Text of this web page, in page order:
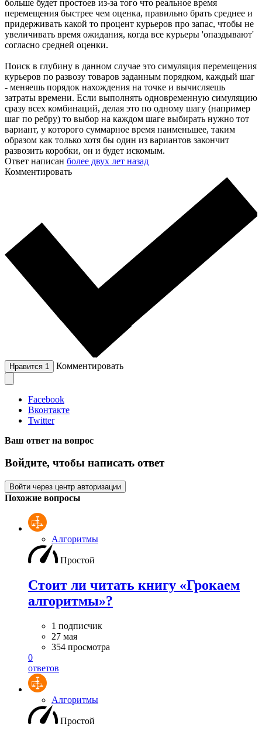
больше будет простоев из-за того что реальное время
перемещения быстрее чем оценка, правильно брать среднее и
придерживать какой то процент курьеров про запас, чтобы не
увеличивать время ожидания, когда все курьеры 'опаздывают'
согласно средней оценки.
Поиск в глубину в данном случае это симуляция перемещения
курьеров по развозу товаров заданным порядком, каждый шаг
- меняешь порядок нахождения на точке и вычисляешь
затраты времени. Если выполнять одновременную симуляцию
сразу всех комбинаций, делая это по одному шагу (например
шаг по ребру) то выбор на каждом шаге выбирать нужно тот
вариант, у которого суммарное время наименьшее, таким
образом как только хотя бы один из вариантов закончит
развозить коробки, он и будет искомым.
Ответ написан более двух лет назад
Комментировать
Нравится 1 Комментировать
Facebook
Вконтакте
Twitter
Ваш ответ на вопрос
Войдите, чтобы написать ответ
Войти через центр авторизации
Похожие вопросы
Алгоритмы
Простой
Стоит ли читать книгу «Грокаем
алгоритмы»?
1 подписчик
27 мая
354 просмотра
0
ответов
Алгоритмы
Простой